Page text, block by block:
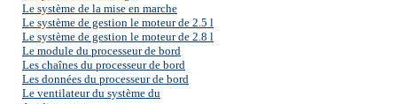
Le système de la mise en marche
Le système de gestion le moteur de 2.5 l
Le système de gestion le moteur de 2.8 l
Le module du processeur de bord
Les chaînes du processeur de bord
Les données du processeur de bord
Le ventilateur du système du